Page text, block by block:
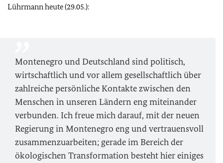
Lührmann heute (29.05.):
Montenegro und Deutschland sind politisch,
wirtschaftlich und vor allem gesellschaftlich über
zahlreiche persönliche Kontakte zwischen den
Menschen in unseren Ländern eng miteinander
verbunden. Ich freue mich darauf, mit der neuen
Regierung in Montenegro eng und vertrauensvoll
zusammenzuarbeiten; gerade im Bereich der
ökologischen Transformation besteht hier einiges